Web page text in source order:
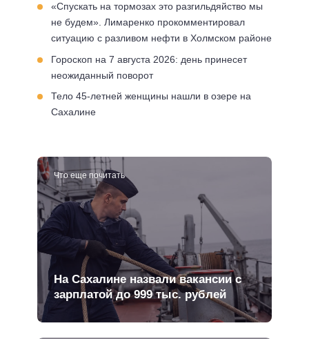
«Спускать на тормозах это разгильдяйство мы
не будем». Лимаренко прокомментировал
ситуацию с разливом нефти в Холмском районе
Гороскоп на 7 августа 2026: день принесет
неожиданный поворот
Тело 45-летней женщины нашли в озере на
Сахалине
Что еще почитать
На Сахалине назвали вакансии с
зарплатой до 999 тыс. рублей